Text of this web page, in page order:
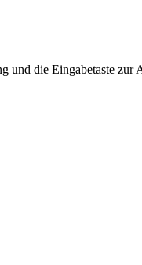
und die Eingabetaste zur